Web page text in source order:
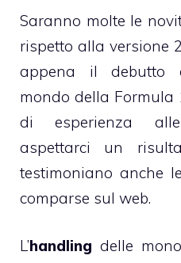
Saranno molte le
rispetto alla versione
appena il debutto
mondo della
di esperienza
aspettarci un
testimoniano anche
comparse sul web.
L’handling delle